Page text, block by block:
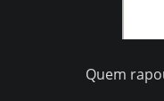
Quem